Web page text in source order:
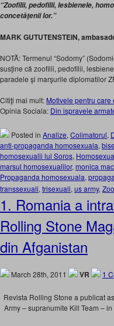
“Zoofilii, pedofilii, lesbienele,
concetăţenii lor.”
MARK GUTUTENSTEIN,
NOTĂ: Termenul “Sodomy”
susţine că zoofilii, pedofilii,
paradele şi marşurile diplomatilor
Citiţi mai mult: Motivele pentru care
Opinia Sociala: Din ispravele
Posted in Analize, Colimatorul,
anti-propaganda homosexuala,
homosexualii lui Soros,
marsul homosexualilor, monica
Propaganda homosexuala,
transsexuali, trisexuali, us army,
1. Romania a
Rolling Stone
din Afganistan
March 28th, 2011 VR 1
Revista Rolling Stone a publicat
Army – supranumite Kill Team –